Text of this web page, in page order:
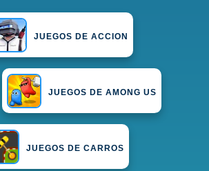
JUEGOS DE ACCION
JUEGOS DE AMONG US
JUEGOS DE CARROS